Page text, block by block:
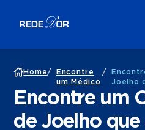
Home/
Encontre
um Médico
/
Joelho
Encontre um
de Joelho que